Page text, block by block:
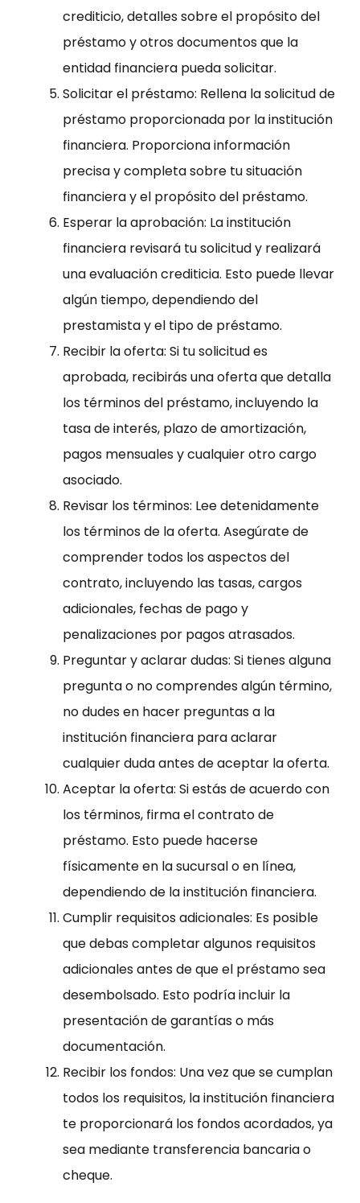
crediticio, detalles sobre el propósito del
préstamo y otros documentos que la
entidad financiera pueda solicitar.
Solicitar el préstamo: Rellena la solicitud de
préstamo proporcionada por la institución
financiera. Proporciona información
precisa y completa sobre tu situación
financiera y el propósito del préstamo.
Esperar la aprobación: La institución
financiera revisará tu solicitud y realizará
una evaluación crediticia. Esto puede llevar
algún tiempo, dependiendo del
prestamista y el tipo de préstamo.
Recibir la oferta: Si tu solicitud es
aprobada, recibirás una oferta que detalla
los términos del préstamo, incluyendo la
tasa de interés, plazo de amortización,
pagos mensuales y cualquier otro cargo
asociado.
Revisar los términos: Lee detenidamente
los términos de la oferta. Asegúrate de
comprender todos los aspectos del
contrato, incluyendo las tasas, cargos
adicionales, fechas de pago y
penalizaciones por pagos atrasados.
Preguntar y aclarar dudas: Si tienes alguna
pregunta o no comprendes algún término,
no dudes en hacer preguntas a la
institución financiera para aclarar
cualquier duda antes de aceptar la oferta.
Aceptar la oferta: Si estás de acuerdo con
los términos, firma el contrato de
préstamo. Esto puede hacerse
físicamente en la sucursal o en línea,
dependiendo de la institución financiera.
Cumplir requisitos adicionales: Es posible
que debas completar algunos requisitos
adicionales antes de que el préstamo sea
desembolsado. Esto podría incluir la
presentación de garantías o más
documentación.
Recibir los fondos: Una vez que se cumplan
todos los requisitos, la institución financiera
te proporcionará los fondos acordados, ya
sea mediante transferencia bancaria o
cheque.